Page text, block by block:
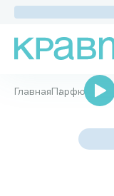
ГлавнаяПарфюмерия